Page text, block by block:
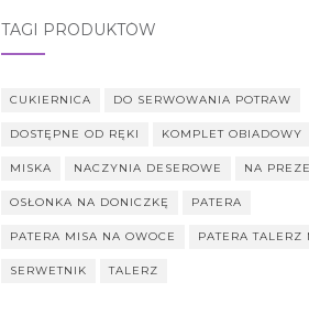
TAGI PRODUKTÓW
CUKIERNICA DO SERWOWANIA POTRAW
DOSTĘPNE OD RĘKI KOMPLET OBIADOWY
MISKA NACZYNIA DESEROWE NA
OSŁONKA NA DONICZKĘ PATERA
PATERA MISA NA OWOCE PATERA TALERZ
SERWETNIK TALERZ